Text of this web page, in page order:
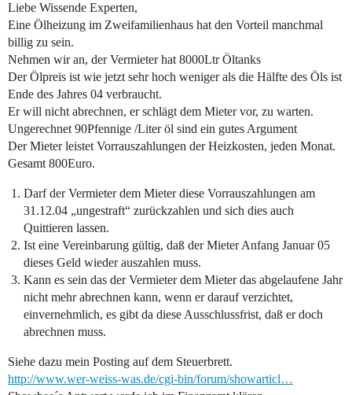
Liebe Wissende Experten,
Eine Ölheizung im Zweifamilienhaus hat den Vorteil manchmal
billig zu sein.
Nehmen wir an, der Vermieter hat 8000Ltr Öltanks
Der Ölpreis ist wie jetzt sehr hoch weniger als die Hälfte des Öls ist
Ende des Jahres 04 verbraucht.
Er will nicht abrechnen, er schlägt dem Mieter vor, zu warten.
Ungerechnet 90Pfennige /Liter öl sind ein gutes Argument
Der Mieter leistet Vorrauszahlungen der Heizkosten, jeden Monat.
Gesamt 800Euro.
Darf der Vermieter dem Mieter diese Vorrauszahlungen am
31.12.04 „ungestraft“ zurückzahlen und sich dies auch
Quittieren lassen.
Ist eine Vereinbarung gültig, daß der Mieter Anfang Januar 05
dieses Geld wieder auszahlen muss.
Kann es sein das der Vermieter dem Mieter das abgelaufene Jahr
nicht mehr abrechnen kann, wenn er darauf verzichtet,
einvernehmlich, es gibt da diese Ausschlussfrist, daß er doch
abrechnen muss.
Siehe dazu mein Posting auf dem Steuerbrett.
http://www.wer-weiss-was.de/cgi-bin/forum/showarticl…